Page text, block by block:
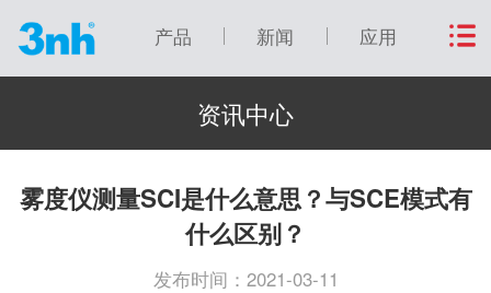
产品 新闻 应用
资讯中心
雾度仪测量SCI是什么意思？与SCE模式有
什么区别？
发布时间：2021-03-11